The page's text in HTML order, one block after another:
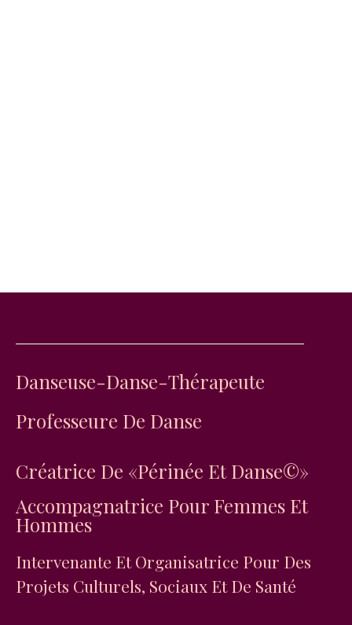
Danseuse-Danse-Thérapeute
Professeure De Danse
Créatrice De «Périnée Et Danse©»
Accompagnatrice Pour Femmes Et
Hommes
Intervenante Et Organisatrice Pour Des
Projets Culturels, Sociaux Et De Santé